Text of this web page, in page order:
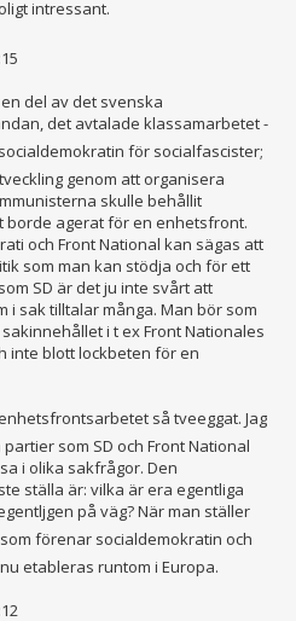
intressant.
del av det svenska
an, det avtalade klassamarbetet -
n för socialfascister;
genom att organisera
skulle behållit
borde agerat för en enhetsfront.
och Front National kan sägas att
som man kan stödja och för ett
SD är det ju inte svårt att
sak tilltalar många. Man bör som
i t ex Front Nationales
inte blott lockbeten för en
etet så tveeggat. Jag
som SD och Front National
i olika sakfrågor. Den
ställa är: vilka är era egentliga
på väg? När man ställer
förenar socialdemokratin och
etableras runtom i Europa.